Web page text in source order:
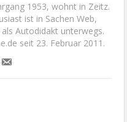
1953, wohnt in Zeitz.
ist in Sachen Web,
Autodidakt unterwegs.
seit 23. Februar 2011.